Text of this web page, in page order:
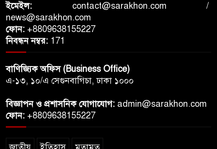
ইমেইল: contact@sarakhon.com /
news@sarakhon.com
ফোন: +8809638155227
নিবন্ধন নম্বর: 171
বাণিজ্যিক অফিস (Business Office)
এ-১৩, ১০/এ সেগুনবাগিচা, ঢাকা ১০০০
বিজ্ঞাপন ও প্রশাসনিক যোগাযোগ: admin@sarakhon.com
ফোন: +8809638155227